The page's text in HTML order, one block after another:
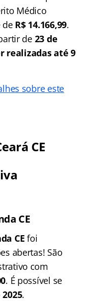
Médico
de R$ 14.166,99.
de 23 de
realizadas até 9
sobre este
CE
CE
CE foi
abertas! São
com
. É possível se
.